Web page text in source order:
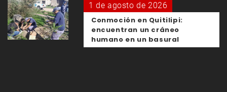
1 de agosto de 2026
Conmoción en Quitilipi:
encuentran un cráneo
humano en un basural